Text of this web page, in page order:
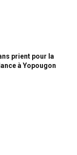
prient pour la
à Yopougon